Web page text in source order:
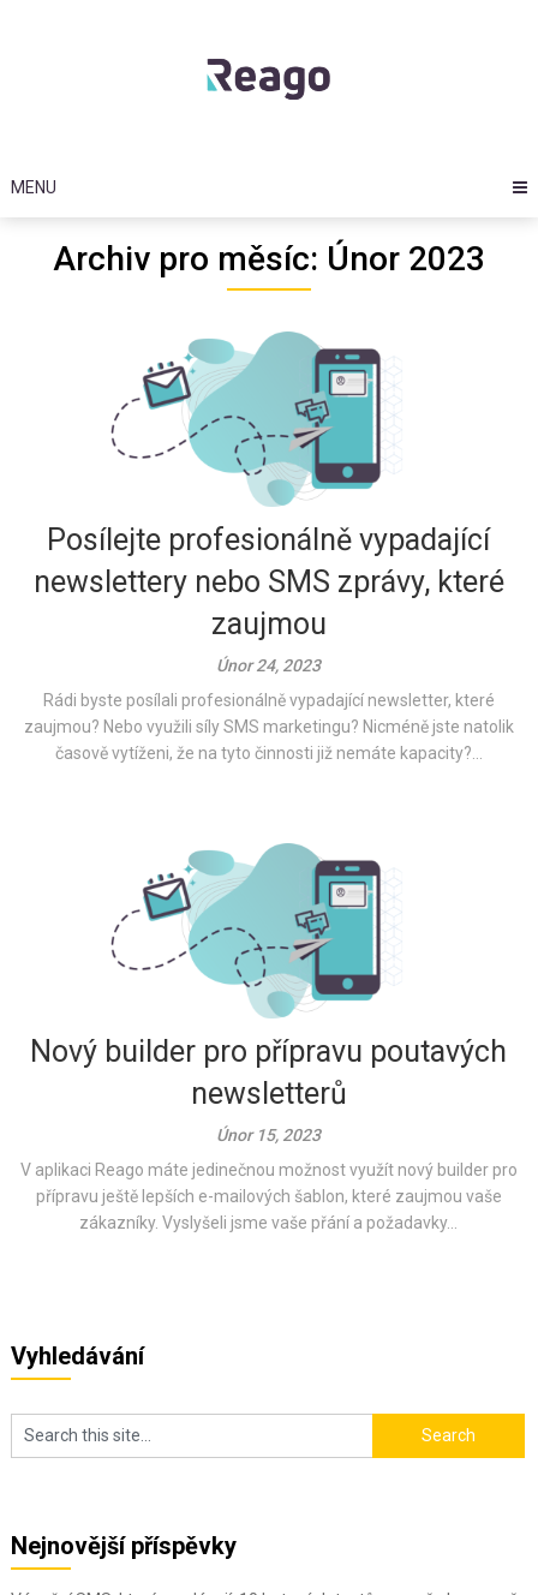
MENU
Archiv pro měsíc: Únor 2023
Posílejte profesionálně vypadající
newslettery nebo SMS zprávy, které
zaujmou
Únor 24, 2023
Rádi byste posílali profesionálně vypadající newsletter, které
zaujmou? Nebo využili síly SMS marketingu? Nicméně jste natolik
časově vytíženi, že na tyto činnosti již nemáte kapacity?...
Nový builder pro přípravu poutavých
newsletterů
Únor 15, 2023
V aplikaci Reago máte jedinečnou možnost využít nový builder pro
přípravu ještě lepších e-mailových šablon, které zaujmou vaše
zákazníky. Vyslyšeli jsme vaše přání a požadavky...
Vyhledávání
Nejnovější příspěvky